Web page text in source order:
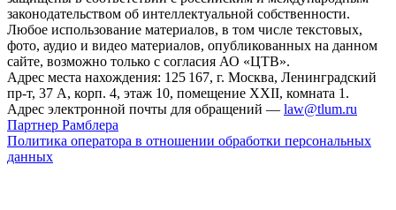
законодательством об интеллектуальной собственности.
Любое использование материалов, в том числе текстовых,
фото, аудио и видео материалов, опубликованных на данном
сайте, возможно только с согласия АО «ЦТВ».
Адрес места нахождения: 125 167, г. Москва, Ленинградский
пр-т, 37 А, корп. 4, этаж 10, помещение XXII, комната 1.
Адрес электронной почты для обращений — law@tlum.ru
Партнер Рамблера
Политика оператора в отношении обработки персональных
данных